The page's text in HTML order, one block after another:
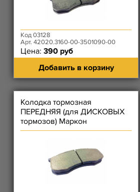
Код 03128
Арт. 42020.3160-00-3501090-00
Цена: 390 руб
Добавить в корзину
Колодка тормозная
ПЕРЕДНЯЯ (для ДИСКОВЫХ
тормозов) Маркон